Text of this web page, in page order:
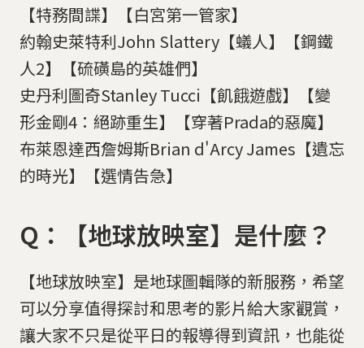
【特務間諜】【白宮第一管家】
約翰史萊特利John Slattery【蟻人】【鋼鐵
人2】【硫磺島的英雄們】
史丹利圖奇Stanley Tucci【飢餓遊戲】【變
形金剛4：絕跡重生】【穿著Prada的惡魔】
布萊恩達西詹姆斯Brian d'Arcy James【遺忘
的時光】【選情告急】
Q：【地球放映室】是什麼？
【地球放映室】是地球圖輯隊的新服務，希望
可以分享值得探討和思考的影片給大家觀賞，
讓大家不只是從平日的報導得到資訊，也能從